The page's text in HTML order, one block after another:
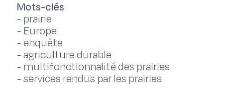
Mots-clés
- prairie
- Europe
-enquête
- agriculture durable
- multifonctionnalité des prairies
-services rendus par les prairies